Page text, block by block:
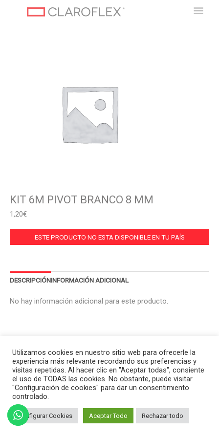
KIT 6M PIVOT BRANCO 8 MM
1,20€
ESTE PRODUCTO NO ESTA DISPONIBLE EN TU PAÍS
DESCRIPCIÓNINFORMACIÓN ADICIONAL
No hay información adicional para este producto.
Utilizamos cookies en nuestro sitio web para ofrecerle la
experiencia más relevante recordando sus preferencias y
visitas repetidas. Al hacer clic en "Aceptar todas", consiente
el uso de TODAS las cookies. No obstante, puede visitar
"Configuración de cookies" para dar un consentimiento
controlado.
Configurar Cookies Aceptar Todo Rechazar todo